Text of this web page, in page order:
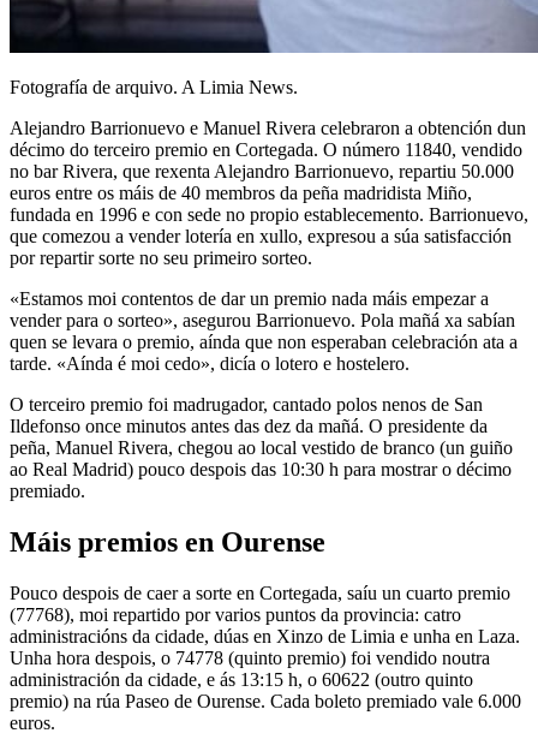
Fotografía de arquivo. A Limia News.
Alejandro Barrionuevo e Manuel Rivera celebraron a obtención dun
décimo do terceiro premio en Cortegada. O número 11840, vendido
no bar Rivera, que rexenta Alejandro Barrionuevo, repartiu 50.000
euros entre os máis de 40 membros da peña madridista Miño,
fundada en 1996 e con sede no propio establecemento. Barrionuevo,
que comezou a vender lotería en xullo, expresou a súa satisfacción
por repartir sorte no seu primeiro sorteo.
«Estamos moi contentos de dar un premio nada máis empezar a
vender para o sorteo», asegurou Barrionuevo. Pola mañá xa sabían
quen se levara o premio, aínda que non esperaban celebración ata a
tarde. «Aínda é moi cedo», dicía o lotero e hostelero.
O terceiro premio foi madrugador, cantado polos nenos de San
Ildefonso once minutos antes das dez da mañá. O presidente da
peña, Manuel Rivera, chegou ao local vestido de branco (un guiño
ao Real Madrid) pouco despois das 10:30 h para mostrar o décimo
premiado.
Máis premios en Ourense
Pouco despois de caer a sorte en Cortegada, saíu un cuarto premio
(77768), moi repartido por varios puntos da provincia: catro
administracións da cidade, dúas en Xinzo de Limia e unha en Laza.
Unha hora despois, o 74778 (quinto premio) foi vendido noutra
administración da cidade, e ás 13:15 h, o 60622 (outro quinto
premio) na rúa Paseo de Ourense. Cada boleto premiado vale 6.000
euros.